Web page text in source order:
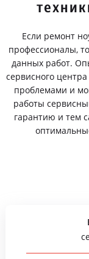
Если ремонт
профессионалы,
данных работ.
сервисного
проблемами и
работы
гарантию и тем